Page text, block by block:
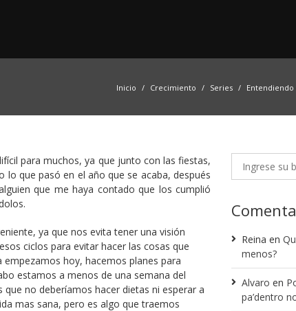
Inicio Crecimiento Series
para muchos, ya que junto con las fiestas,
que pasó en el año que se acaba, después
que me haya contado que los cumplió
ya que nos evita tener una visión
ciclos para evitar hacer las cosas que
hoy, hacemos planes para
estamos a menos de una semana del
no deberíamos hacer dietas ni esperar a
mas sana, pero es algo que traemos
Reina en
menos?
Alvaro en
pa’dentro